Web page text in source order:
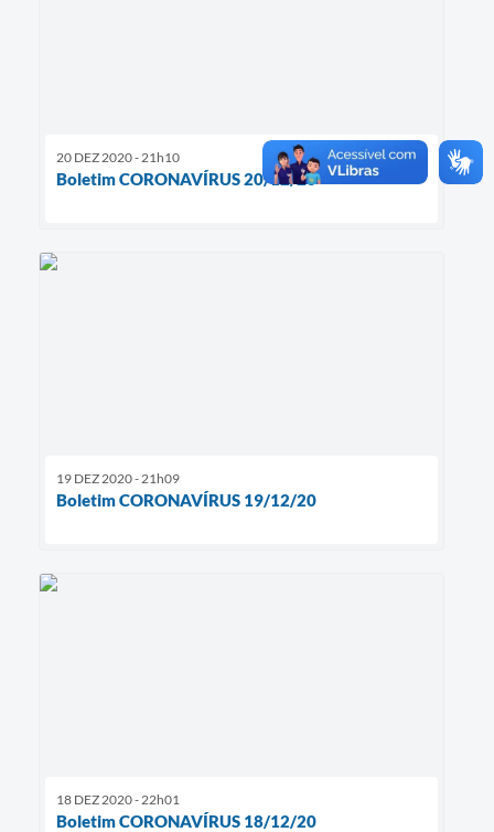
20 DEZ 2020 - 21h10
Boletim CORONAVÍRUS 20/12/20
19 DEZ 2020 - 21h09
Boletim CORONAVÍRUS 19/12/20
18 DEZ 2020 - 22h01
Boletim CORONAVÍRUS 18/12/20